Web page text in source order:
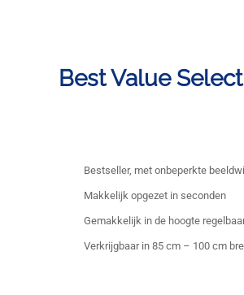
Best Value
Bestseller, met onbeperkte
Makkelijk opgezet in seconden
Gemakkelijk in de hoogte
Verkrijgbaar in 85 cm – 100 cm